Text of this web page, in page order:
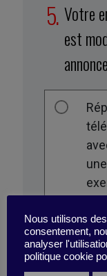
Votre
est
Nous utilisons
consentement,
analyser
politique cookie